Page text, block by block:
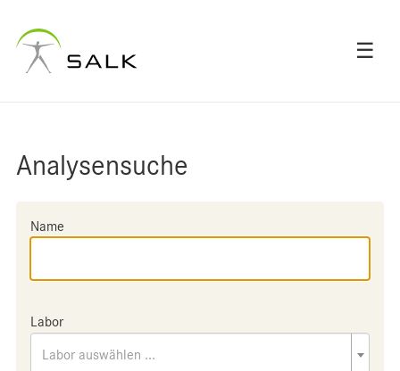
☰
Analysensuche
Name
Labor
Labor auswählen ...